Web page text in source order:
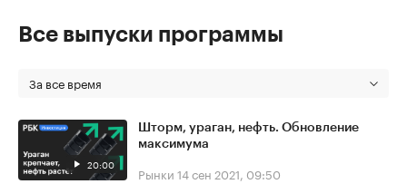
Все выпуски программы
За все время
20:00
Шторм, ураган, нефть. Обновление
максимума
Рынки 14 сен 2021, 09:50